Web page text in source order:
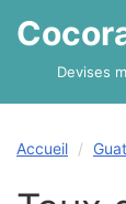
Devises
Accueil